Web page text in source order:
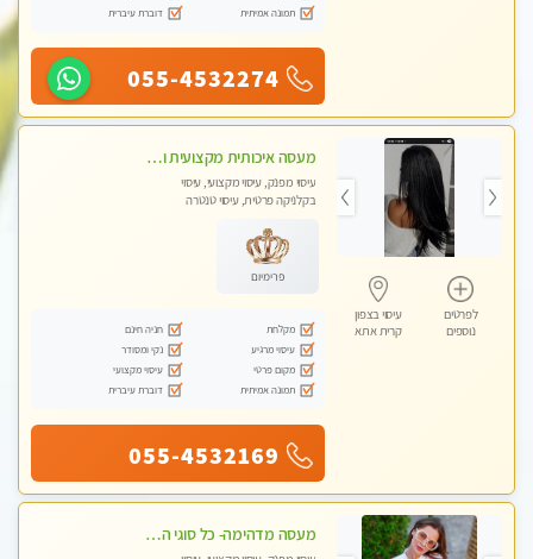
תמונה אמיתית
דוברת עיברית
055-4532274
לפרטים
נוספים
עיסוי בצפון
קרית אתא
מעסה איכותית מקצועית ומפנקת מאוד פרטי מומלץ בחום
עיסוי מפנק, עיסוי מקצועי, עיסוי
בקלניקה פרטית, עיסוי טנטרה
פרימיום
מקלחת
חניה חינם
עיסוי מרגיע
נקי ומסודר
מקום פרטי
עיסוי מקצועי
תמונה אמיתית
דוברת עיברית
055-4532169
מעסה מדהימה- כל סוגי העיסויים מעסה מקצועית ואיכותית פרטי!!! לחוויה בלתי נשכחת!!